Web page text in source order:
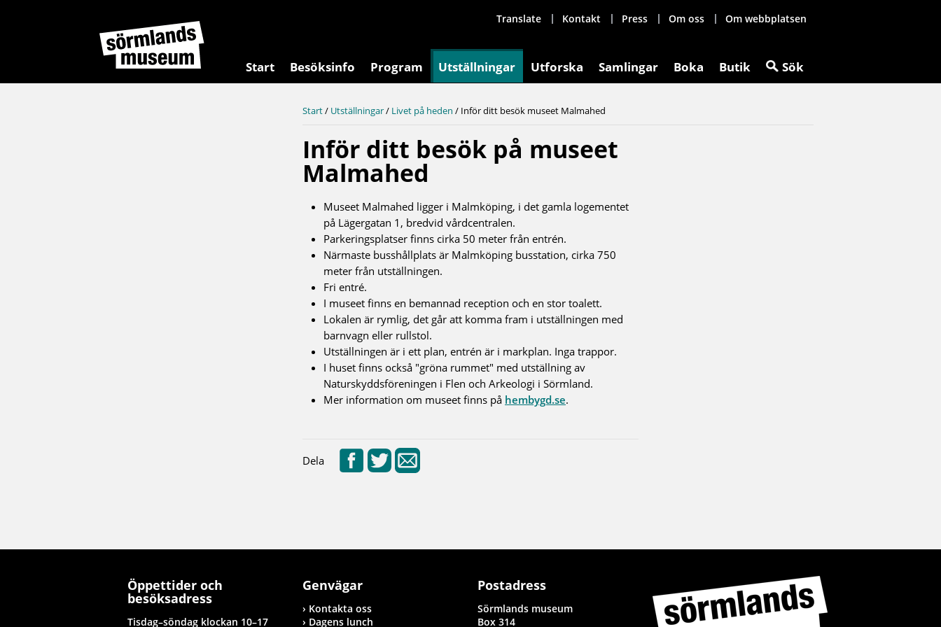
Translate Kontakt Press Om oss Om webbplatsen
Start Besöksinfo Program Utställningar Utforska Samlingar Boka Butik Sök
Start/ Utställningar/ Livet på heden / Inför ditt besök museet Malmahed
Inför ditt besök på museet
Malmahed
Museet Malmahed ligger i Malmköping, i det gamla logementet
på Lägergatan 1, bredvid vårdcentralen.
Parkeringsplatser finns cirka 50 meter från entrén.
Närmaste busshållplats är Malmköping busstation, cirka 750
meter från utställningen.
Fri entré.
I museet finns en bemannad reception och en stor toalett.
Lokalen är rymlig, det går att komma fram i utställningen med
barnvagn eller rullstol.
Utställningen är i ett plan, entrén är i markplan. Inga trappor.
I huset finns också "gröna rummet" med utställning av
Naturskyddsföreningen i Flen och Arkeologi i Sörmland.
Mer information om museet finns på hembygd.se.
Dela
Öppettider och
besöksadress
Tisdag–söndag klockan 10–17
Genvägar
Kontakta oss
Dagens lunch
Postadress
Sörmlands museum
Box 314